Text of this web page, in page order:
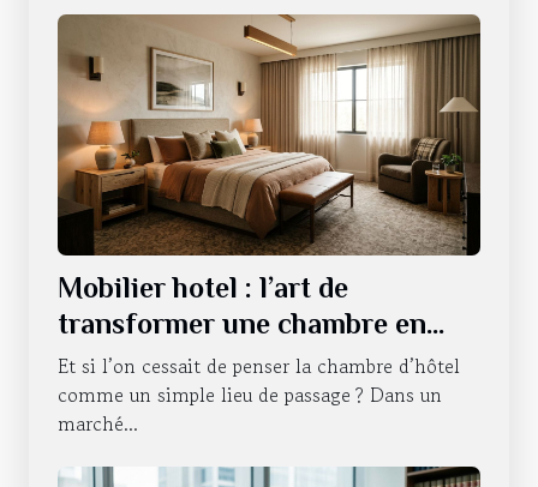
Mobilier hotel : l’art de
transformer une chambre en
expérience sensorielle
Et si l’on cessait de penser la chambre d’hôtel
comme un simple lieu de passage ? Dans un
marché...